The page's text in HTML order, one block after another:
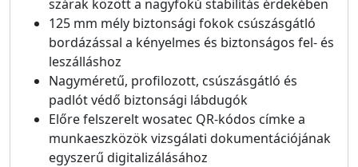
szárak között a nagyfokú stabilitás érdekében
125 mm mély biztonsági fokok csúszásgátló
bordázással a kényelmes és biztonságos fel- és
leszálláshoz
Nagyméretű, profilozott, csúszásgátló és
padlót védő biztonsági lábdugók
Előre felszerelt wosatec QR-kódos címke a
munkaeszközök vizsgálati dokumentációjának
egyszerű digitalizálásához